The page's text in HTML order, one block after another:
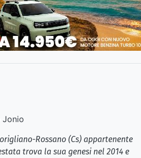
Jonio
Rossano (Cs) appartenente
trova la sua genesi nel 2014 e